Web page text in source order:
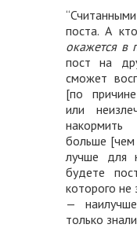
поста. А
окажется в
пост на
сможет
[по
или
больше [чем
лучше для
будете
которого не
—
только